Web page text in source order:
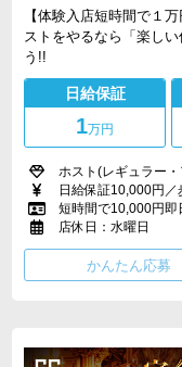
【体験入店短時間で１
ストをやるなら「楽し
う!!
日給保証
1万円
ホスト(レギュラー
日給保証10,000円
短時間で10,000円即
店休日：水曜日